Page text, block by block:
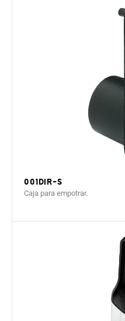
001DIR-S
Caja para empotrar.